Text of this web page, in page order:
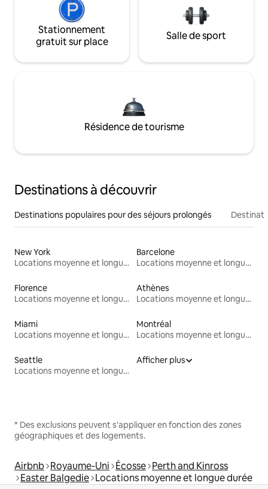
Stationnement
gratuit sur place
Salle de sport
Résidence de tourisme
Destinations à découvrir
Destinations populaires pour des séjours prolongés
New York
Locations moyenne et longue durée
Barcelone
Locations moyenne et longue durée
Florence
Locations moyenne et longue durée
Athènes
Locations moyenne et longue durée
Miami
Locations moyenne et longue durée
Montréal
Locations moyenne et longue durée
Seattle
Locations moyenne et longue durée
Afficher plus
* Des exclusions peuvent s'appliquer en fonction des zones
géographiques et des logements.
Airbnb Royaume-Uni Écosse Perth and Kinross
Easter Balgedie Locations moyenne et longue durée